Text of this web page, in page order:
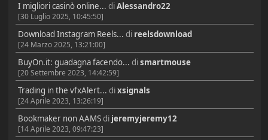
I migliori casinò online... diAlessandro22
[30 Luglio 2025, 10:45:50]
Download Instagram Reels... di reelsdownload
[24 Marzo 2025, 13:21:00]
BuyOn.it: guadagna facendo... dismartmouse
[20 Settembre 2023, 14:42:59]
Trading in the vfxAlert... dixsignals
[24 Aprile 2023, 13:26:19]
Bookmaker non AAMSdi jeremyjeremy12
[14 Aprile 2023, 09:47:23]